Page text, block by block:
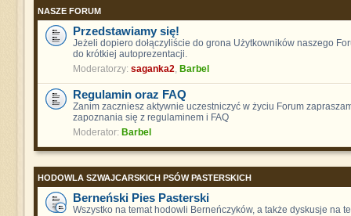
NASZE FORUM
Przedstawiamy się!
Jeżeli dopiero dołączyliście do grona Użytkowników naszego
do krótkiej autoprezentacji.
Moderatorzy: saganka2 Barbel
Regulamin oraz FAQ
Zanim zaczniesz aktywnie uczestniczyć w życiu Forum
zapoznania się z regulaminem i FAQ
Moderator: Barbel
HODOWLA SZWAJCARSKICH PSÓW PASTERSKICH
Berneński Pies Pasterski
Wszystko na temat hodowli Berneńczyków, a także dyskusje na